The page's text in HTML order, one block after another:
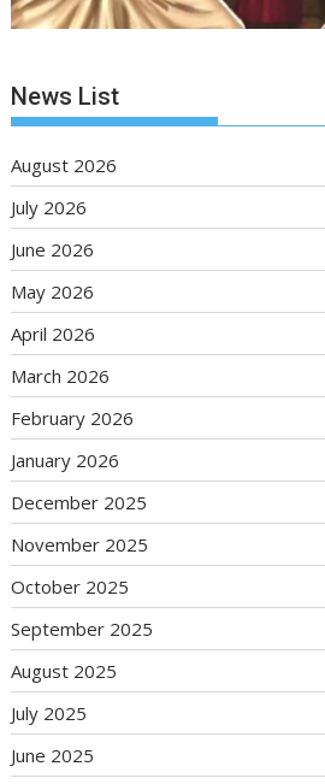
News List
August 2026
July 2026
June 2026
May 2026
April 2026
March 2026
February 2026
January 2026
December 2025
November 2025
October 2025
September 2025
August 2025
July 2025
June 2025